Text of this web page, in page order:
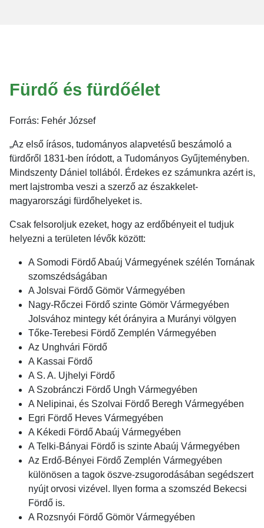
Fürdő és fürdőélet
Forrás: Fehér József
„Az első írásos, tudományos alapvetésű beszámoló a
fürdőről 1831-ben íródott, a Tudományos Gyűjteményben.
Mindszenty Dániel tollából. Érdekes ez számunkra azért is,
mert lajstromba veszi a szerző az északkelet-
magyarországi fürdőhelyeket is.
Csak felsoroljuk ezeket, hogy az erdőbényeit el tudjuk
helyezni a területen lévők között:
A Somodi Fördő Abaúj Vármegyének szélén Tornának
szomszédságában
A Jolsvai Fördő Gömör Vármegyében
Nagy-Rőczei Fördő szinte Gömör Vármegyében
Jolsvához mintegy két órányira a Murányi völgyen
Tőke-Terebesi Fördő Zemplén Vármegyében
Az Unghvári Fördő
A Kassai Fördő
A S. A. Ujhelyi Fördő
A Szobránczi Fördő Ungh Vármegyében
A Nelipinai, és Szolvai Fördő Beregh Vármegyében
Egri Fördő Heves Vármegyében
A Kékedi Fördő Abaúj Vármegyében
A Telki-Bányai Fördő is szinte Abaúj Vármegyében
Az Erdő-Bényei Fördő Zemplén Vármegyében
különösen a tagok öszve-zsugorodásában segédszert
nyújt orvosi vizével. Ilyen forma a szomszéd Bekecsi
Fördő is.
A Rozsnyói Fördő Gömör Vármegyében